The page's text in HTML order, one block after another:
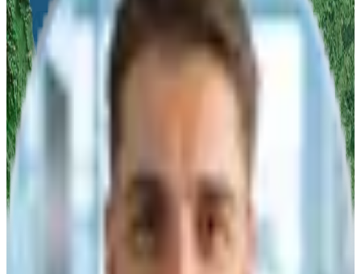
Produktberatung
Produktvorführung
Infomaterial
Angebot
Titel
Vorname
Nachname